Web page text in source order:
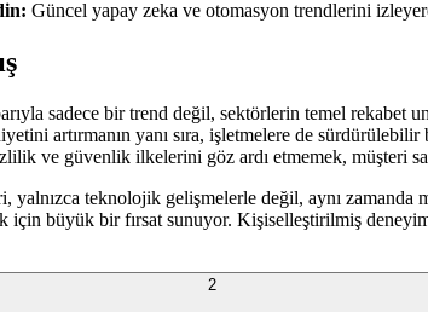
Güncel yapay zeka ve otomasyon trendlerini
sadece bir trend değil, sektörlerin temel rekabet
artırmanın yanı sıra, işletmelere de
ve güvenlik ilkelerini göz ardı etmemek, müşteri
yalnızca teknolojik gelişmelerle değil, aynı
için büyük bir fırsat sunuyor. Kişiselleştirilmiş
2